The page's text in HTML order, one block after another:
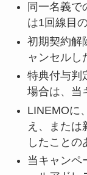
同一名義で
は1回線目
初期契約解
ャンセルし
特典付与判
場合は、当
LINEMOに
え、または
したこと
当キャンペ